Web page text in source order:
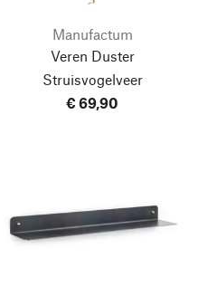
Manufactum
Veren Duster
Struisvogelveer
€ 69,90